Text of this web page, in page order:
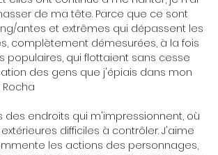
de ma tête. Parce que ce sont
antes et extrêmes qui dépassent les
complètement démesurées, à la fois
populaires, qui flottaient sans cesse
des gens que j'épiais dans mon
Rocha
des endroits qui m'impressionnent, où
difficiles à contrôler. J'aime
les actions des personnages,